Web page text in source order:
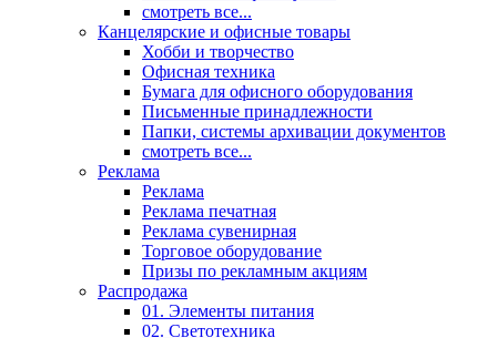
смотреть все...
Канцелярские и офисные товары
Хобби и творчество
Офисная техника
Бумага для офисного оборудования
Письменные принадлежности
Папки, системы архивации документов
смотреть все...
Реклама
Реклама
Реклама печатная
Реклама сувенирная
Торговое оборудование
Призы по рекламным акциям
Распродажа
01. Элементы питания
02. Светотехника